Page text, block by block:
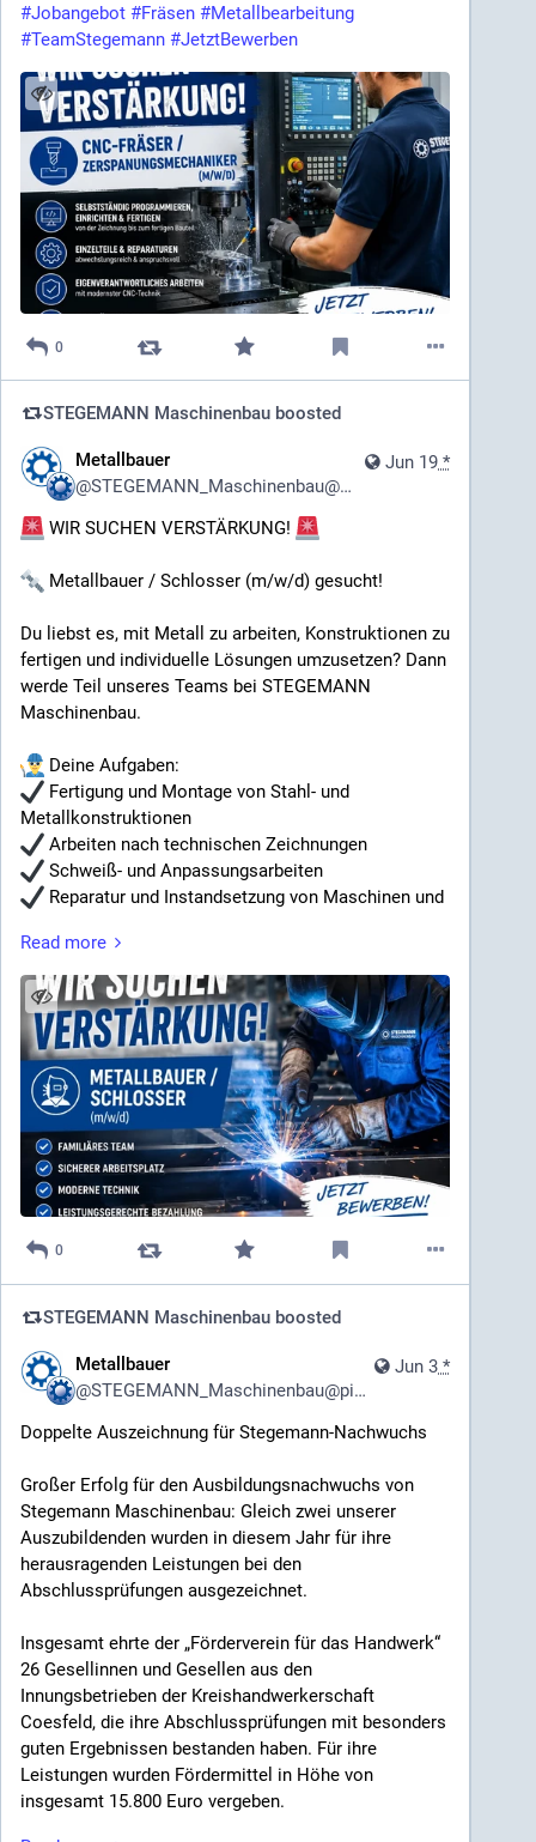
#Jobangebot #Fräsen #Metallbearbeitung
#TeamStegemann #JetztBewerben
0
STEGEMANN Maschinenbau boosted
Jun 19 *
Metallbauer
@STEGEMANN_Maschinenbau@pixhub.social
WIR SUCHEN VERSTÄRKUNG!
Metallbauer / Schlosser (m/w/d) gesucht!
Du liebst es, mit Metall zu arbeiten, Konstruktionen zu
fertigen und individuelle Lösungen umzusetzen? Dann
werde Teil unseres Teams bei STEGEMANN
Maschinenbau.
Deine Aufgaben:
Fertigung und Montage von Stahl- und
Metallkonstruktionen
Arbeiten nach technischen Zeichnungen
Schweiß- und Anpassungsarbeiten
Reparatur und Instandsetzung von Maschinen und
Das bringst du mit:
Abgeschlossene Ausbildung als Metallbauer,
Schlosser oder vergleichbar
Selbstständige und kundenorientierte
Arbeitsweise
Teamgeist, Flexibilität und Engagement
Das bieten wir dir:
Sicherer Arbeitsplatz
Familiäres Arbeitsklima
Urlaubs- & Weihnachtsgeld
Attraktive Mitarbeiterrabatte
Moderne Maschinen und spannende Projekte
Werde Teil unseres Teams und gestalte mit uns
die Maschinen von morgen!
#StegemannMaschinenbau #Metallbauer #Schlosser
#Metallbau #Stahlbau #Handwerk #Maschinenbau
#Karriere #Jobangebot #WirSuchenDich
#TeamStegemann #Sondermaschinenbau
#JetztBewerben #HandwerkMitZukunft #JobsNRW
#Mittelstand #KarriereImHandwerk
* Mit KI erstellt!
Read more
0
STEGEMANN Maschinenbau boosted
Jun 3 *
Metallbauer
@STEGEMANN_Maschinenbau@pixhub.social
Doppelte Auszeichnung für Stegemann-Nachwuchs
Großer Erfolg für den Ausbildungsnachwuchs von
Stegemann Maschinenbau: Gleich zwei unserer
Auszubildenden wurden in diesem Jahr für ihre
herausragenden Leistungen bei den
Abschlussprüfungen ausgezeichnet.
Insgesamt ehrte der „Förderverein für das Handwerk“
26 Gesellinnen und Gesellen aus den
Innungsbetrieben der Kreishandwerkerschaft
Coesfeld, die ihre Abschlussprüfungen mit besonders
guten Ergebnissen bestanden haben. Für ihre
Leistungen wurden Fördermittel in Höhe von
insgesamt 15.800 Euro vergeben.